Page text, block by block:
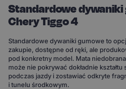
Standardowe dywaniki
Chery Tiggo 4
Standardowe dywaniki gumowe to
zakupie, dostępne od ręki, ale
pod konkretny model. Mata
może nie pokrywać dokładnie
podczas jazdy i zostawiać odkryte
i tunelu środkowym.